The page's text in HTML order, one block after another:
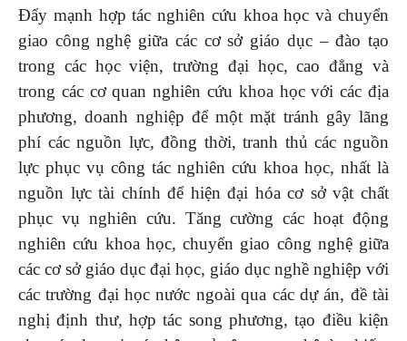
Đẩy mạnh hợp tác nghiên cứu khoa học và chuyển
giao công nghệ giữa các cơ sở giáo dục – đào tạo
trong các học viện, trường đại học, cao đẳng và
trong các cơ quan nghiên cứu khoa học với các địa
phương, doanh nghiệp để một mặt tránh gây lãng
phí các nguồn lực, đồng thời, tranh thủ các nguồn
lực phục vụ công tác nghiên cứu khoa học, nhất là
nguồn lực tài chính để hiện đại hóa cơ sở vật chất
phục vụ nghiên cứu. Tăng cường các hoạt động
nghiên cứu khoa học, chuyển giao công nghệ giữa
các cơ sở giáo dục đại học, giáo dục nghề nghiệp với
các trường đại học nước ngoài qua các dự án, đề tài
nghị định thư, hợp tác song phương, tạo điều kiện